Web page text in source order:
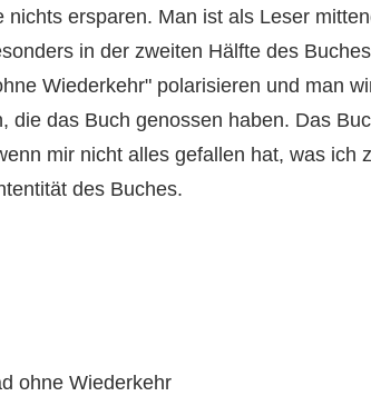
ersparen. Man ist als Leser
in der zweiten Hälfte des
Wiederkehr" polarisieren und man
das Buch genossen haben. Das
mir nicht alles gefallen hat, was ich
des Buches.
ohne Wiederkehr